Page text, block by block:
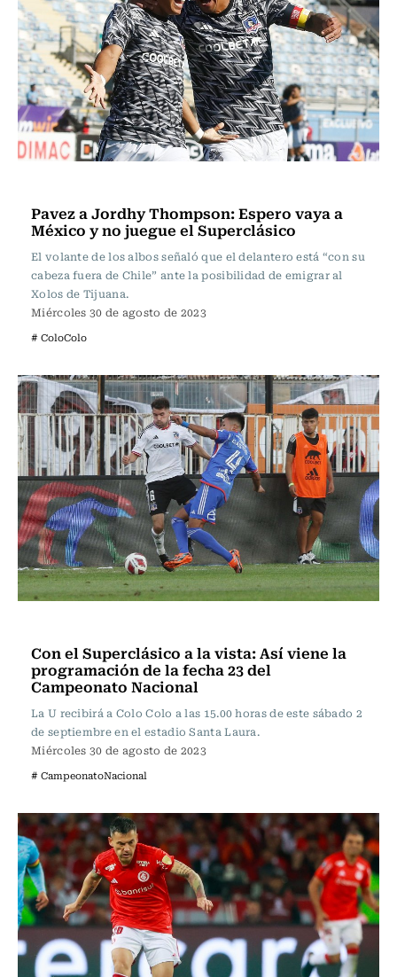
Pavez a Jordhy Thompson: Espero vaya a
México y no juegue el Superclásico
El volante de los albos señaló que el delantero está “con su
cabeza fuera de Chile” ante la posibilidad de emigrar al
Xolos de Tijuana.
Miércoles 30 de agosto de 2023
# ColoColo
Con el Superclásico a la vista: Así viene la
programación de la fecha 23 del
Campeonato Nacional
La U recibirá a Colo Colo a las 15.00 horas de este sábado 2
de septiembre en el estadio Santa Laura.
Miércoles 30 de agosto de 2023
# CampeonatoNacional